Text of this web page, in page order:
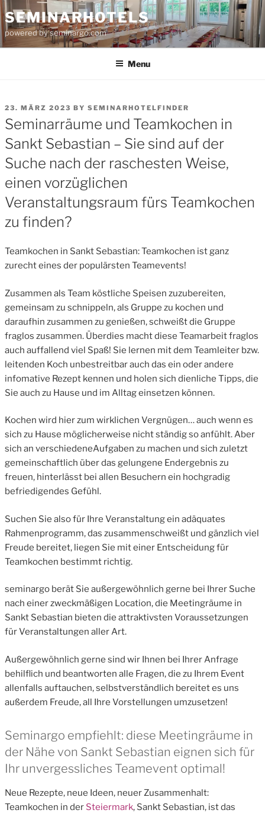
Skip
to
content
SEMINARHOTELS
powered by seminargo.com
Menu
POSTED
ON
23. MÄRZ 2023 BY SEMINARHOTELFINDER
Seminarräume und Teamkochen in
Sankt Sebastian – Sie sind auf der
Suche nach der raschesten Weise,
einen vorzüglichen
Veranstaltungsraum fürs Teamkochen
zu finden?
Teamkochen in Sankt Sebastian: Teamkochen ist ganz
zurecht eines der populärsten Teamevents!
Zusammen als Team köstliche Speisen zuzubereiten,
gemeinsam zu schnippeln, als Gruppe zu kochen und
daraufhin zusammen zu genießen, schweißt die Gruppe
fraglos zusammen. Überdies macht diese Teamarbeit fraglos
auch auffallend viel Spaß! Sie lernen mit dem Teamleiter bzw.
leitenden Koch unbestreitbar auch das ein oder andere
infomative Rezept kennen und holen sich dienliche Tipps, die
Sie auch zu Hause und im Alltag einsetzen können.
Kochen wird hier zum wirklichen Vergnügen… auch wenn es
sich zu Hause möglicherweise nicht ständig so anfühlt. Aber
sich an verschiedeneAufgaben zu machen und sich zuletzt
gemeinschaftlich über das gelungene Endergebnis zu
freuen, hinterlässt bei allen Besuchern ein hochgradig
befriedigendes Gefühl.
Suchen Sie also für Ihre Veranstaltung ein adäquates
Rahmenprogramm, das zusammenschweißt und gänzlich viel
Freude bereitet, liegen Sie mit einer Entscheidung für
Teamkochen bestimmt richtig.
seminargo berät Sie außergewöhnlich gerne bei Ihrer Suche
nach einer zweckmäßigen Location, die Meetingräume in
Sankt Sebastian bieten die attraktivsten Voraussetzungen
für Veranstaltungen aller Art.
Außergewöhnlich gerne sind wir Ihnen bei Ihrer Anfrage
behilflich und beantworten alle Fragen, die zu Ihrem Event
allenfalls auftauchen, selbstverständlich bereitet es uns
außerdem Freude, all Ihre Vorstellungen umzusetzen!
Seminargo empfiehlt: diese Meetingräume in
der Nähe von Sankt Sebastian eignen sich für
Ihr unvergessliches Teamevent optimal!
Neue Rezepte, neue Ideen, neuer Zusammenhalt:
Teamkochen in der Steiermark, Sankt Sebastian, ist das